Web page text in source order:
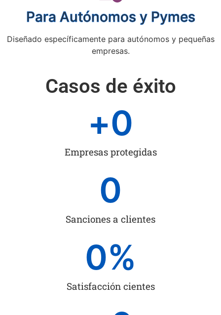
Para Autónomos y Pymes
Diseñado específicamente para autónomos y pequeñas
empresas.
Casos de éxito
Empresas protegidas
+0
Sanciones a clientes
0
Satisfacción cientes
0%